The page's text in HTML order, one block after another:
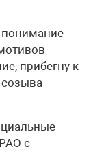
понимание
прибегну к
созыва
с